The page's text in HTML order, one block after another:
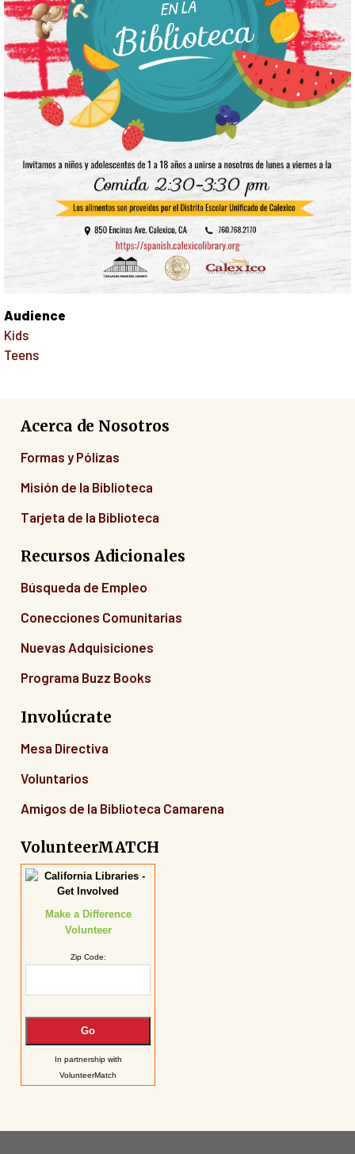
Audience
Kids
Teens
Acerca de Nosotros
Formas y Pólizas
Misión de la Biblioteca
Tarjeta de la Biblioteca
Recursos Adicionales
Búsqueda de Empleo
Conecciones Comunitarias
Nuevas Adquisiciones
Programa Buzz Books
Involúcrate
Mesa Directiva
Voluntarios
Amigos de la Biblioteca Camarena
VolunteerMATCH
Make a Difference
Volunteer
Zip Code:
In partnership with
VolunteerMatch